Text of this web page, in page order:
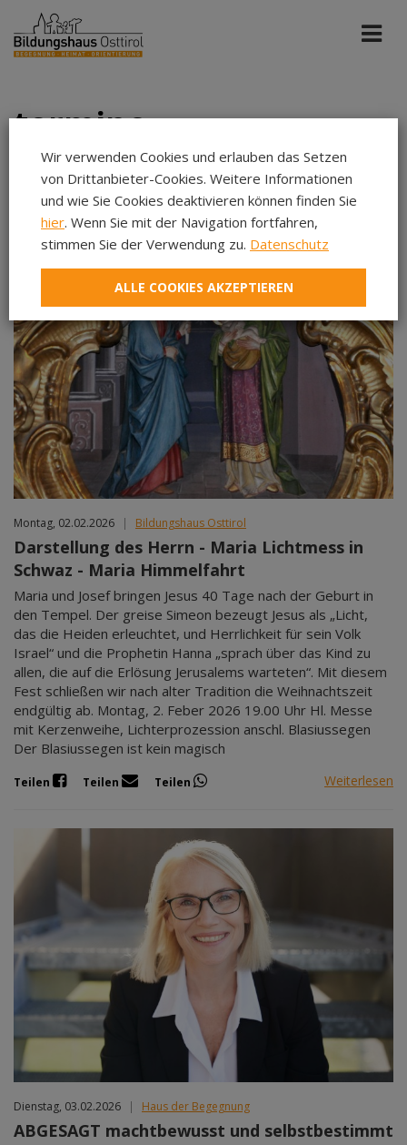
termine
Alle Portale Feb 2026
Aug 2026
Sep 2026
Okt 2026
Nov 2026
Dez 2026
Jan 2027
Feb 2027
Mär 2027
Apr 2027
Mai 2027
Jun 2027
Montag, 02.02.2026 | Bildungshaus Osttirol
Darstellung des Herrn - Maria Lichtmess in
Schwaz - Maria Himmelfahrt
Maria und Josef bringen Jesus 40 Tage nach der Geburt in
den Tempel. Der greise Simeon bezeugt Jesus als „Licht,
das die Heiden erleuchtet, und Herrlichkeit für sein Volk
Israel“ und die Prophetin Hanna „sprach über das Kind zu
allen, die auf die Erlösung Jerusalems warteten“. Mit diesem
Fest schließen wir nach alter Tradition die Weihnachtszeit
endgültig ab. Montag, 2. Feber 2026 19.00 Uhr Hl. Messe
mit Kerzenweihe, Lichterprozession anschl. Blasiussegen
Der Blasiussegen ist kein magisch
Teilen Teilen Teilen Weiterlesen
Dienstag, 03.02.2026 | Haus der Begegnung
ABGESAGT machtbewusst und selbstbestimmt
Wir verwenden Cookies und erlauben das Setzen
von Drittanbieter-Cookies. Weitere Informationen
und wie Sie Cookies deaktivieren können finden Sie
hier. Wenn Sie mit der Navigation fortfahren,
stimmen Sie der Verwendung zu. Datenschutz
ALLE COOKIES AKZEPTIEREN